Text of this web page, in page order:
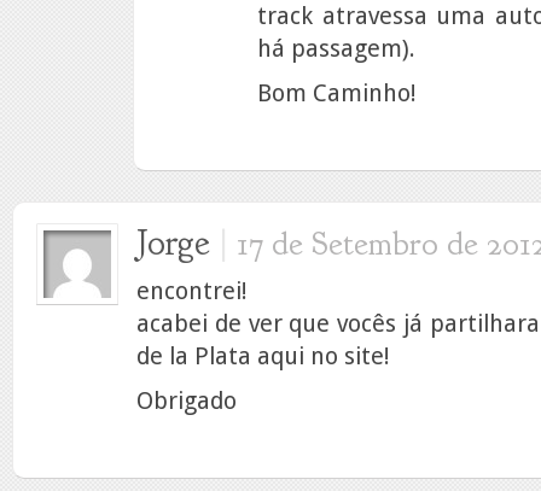
track atravessa uma
há passagem).
Bom Caminho!
Jorge | 17 de Setembro de
encontrei!
acabei de ver que vocês já
de la Plata aqui no site!
Obrigado